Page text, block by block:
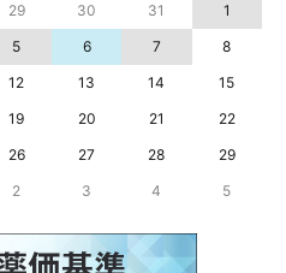
29 30 31
1
5 6 7
8
12 13 14
15
19 20 21
22
26 27 28
29
2 3 4 5